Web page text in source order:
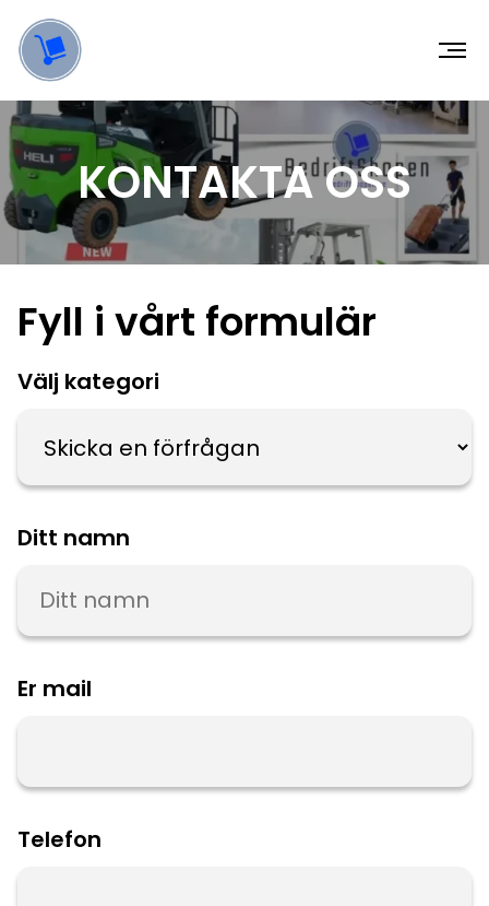
KONTAKTA OSS
Fyll i vårt formulär
Välj kategori
Ditt namn
Er mail
Telefon